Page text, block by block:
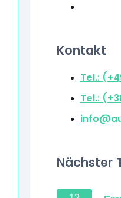
Kontakt
Tel.:
Tel.:
Nächster